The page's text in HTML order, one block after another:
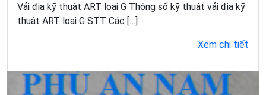
Vải địa kỹ thuật ART loại G Thông số kỹ thuật vải địa kỹ
thuật ART loại G STT Các […]
Xem chi tiết